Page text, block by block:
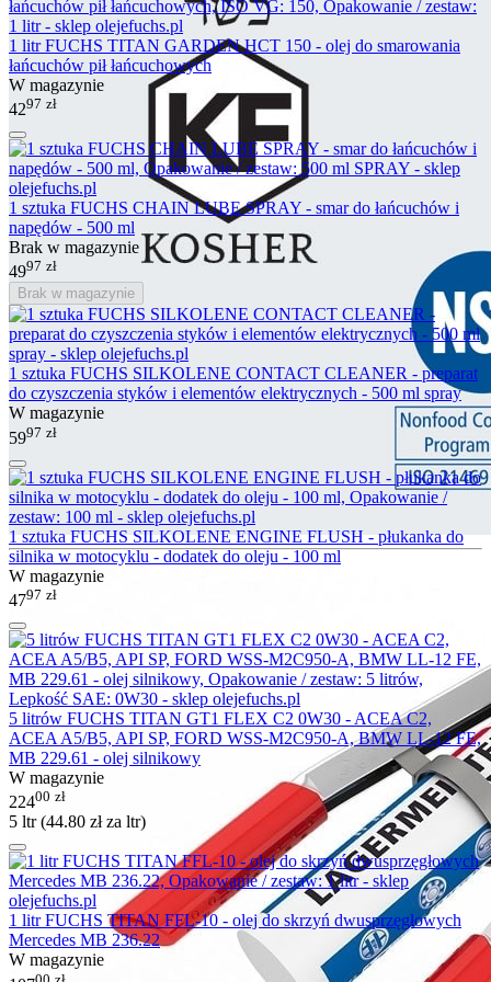
1 litr FUCHS TITAN GARDEN HCT 150 - olej do smarowania
łańcuchów pił łańcuchowych
W magazynie
4297 zł
1 sztuka FUCHS CHAIN LUBE SPRAY - smar do łańcuchów i
napędów - 500 ml
Brak w magazynie
4997 zł
Brak w magazynie
1 sztuka FUCHS SILKOLENE CONTACT CLEANER - preparat
do czyszczenia styków i elementów elektrycznych - 500 ml spray
W magazynie
5997 zł
1 sztuka FUCHS SILKOLENE ENGINE FLUSH - płukanka do
silnika w motocyklu - dodatek do oleju - 100 ml
W magazynie
4797 zł
5 litrów FUCHS TITAN GT1 FLEX C2 0W30 - ACEA C2,
ACEA A5/B5, API SP, FORD WSS-M2C950-A, BMW LL-12 FE,
MB 229.61 - olej silnikowy
W magazynie
22400 zł
5 ltr (44.80 złza ltr)
1 litr FUCHS TITAN FFL-10 - olej do skrzyń dwusprzęgłowych
Mercedes MB 236.22
W magazynie
00 zł